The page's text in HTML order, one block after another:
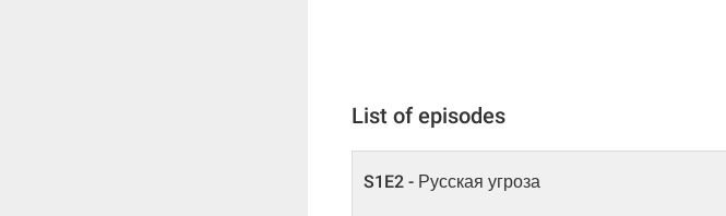
List of episodes
S1E2 - Русская угроза